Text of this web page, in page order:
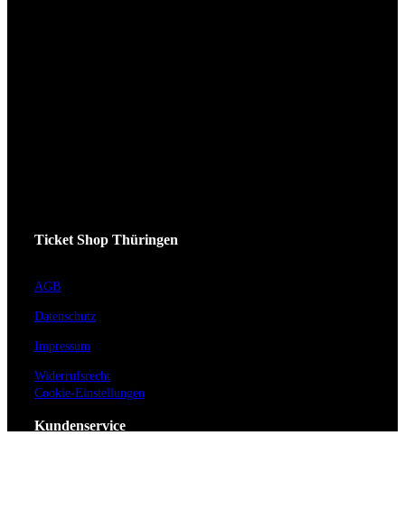
Ticket Shop Thüringen
AGB
Datenschutz
Impressum
Widerrufsrecht
Cookie-Einstellungen
Kundenservice